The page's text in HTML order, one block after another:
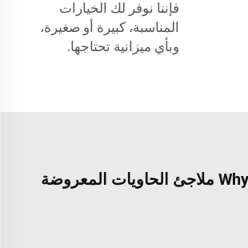
فإننا نوفر لك الخيارات
المناسبة، كبيرة أو صغيرة،
وبأي ميزانية تحتاجها.
Why choose ESEN ملاجئ الحاويات المعروضة